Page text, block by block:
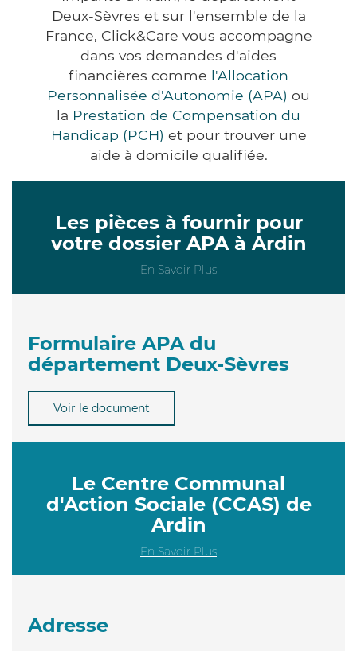
Deux-Sèvres et sur l'ensemble de la
France, Click&Care vous accompagne
dans vos demandes d'aides
financières comme l'Allocation
Personnalisée d'Autonomie (APA) ou
la Prestation de Compensation du
Handicap (PCH) et pour trouver une
aide à domicile qualifiée.
Les pièces à fournir pour
votre dossier APA à Ardin
En Savoir Plus
Formulaire APA du
département Deux-Sèvres
Voir le document
Le Centre Communal
d'Action Sociale (CCAS) de
Ardin
En Savoir Plus
Adresse